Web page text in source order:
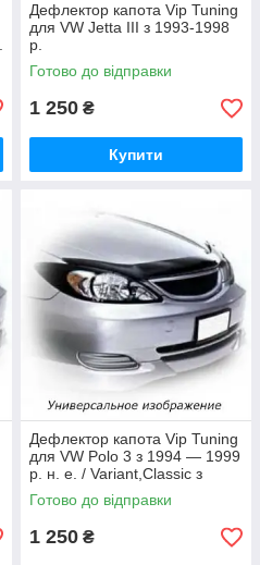
Дефлектор капота Vip Tuning
для VW Jetta III з 1993-1998
р.
Готово до відправки
1 250 ₴
Купити
Дефлектор капота Vip Tuning
для VW Polo 3 з 1994 — 1999
р. н. е. / Variant,Classic з
1995-2001 р.
Готово до відправки
1 250 ₴